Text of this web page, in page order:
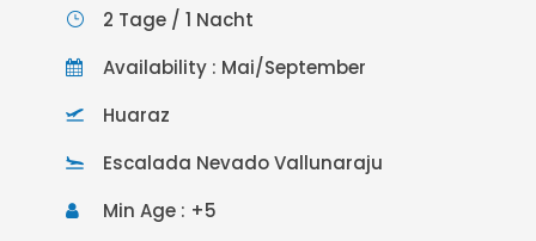
2 Tage / 1 Nacht
Availability : Mai/September
Huaraz
Escalada Nevado Vallunaraju
Min Age : +5